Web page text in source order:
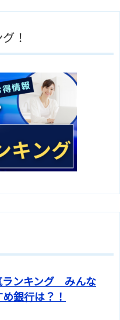
！
ランキング みんな
銀行は？！